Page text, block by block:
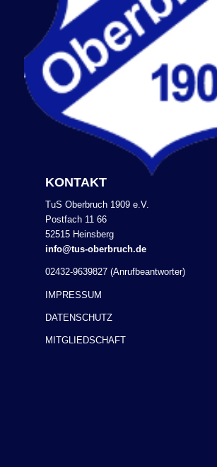
KONTAKT
TuS Oberbruch 1909 e.V.
Postfach 11 66
52515 Heinsberg
info@tus-oberbruch.de
02432-9639827 (Anrufbeantworter)
IMPRESSUM
DATENSCHUTZ
MITGLIEDSCHAFT